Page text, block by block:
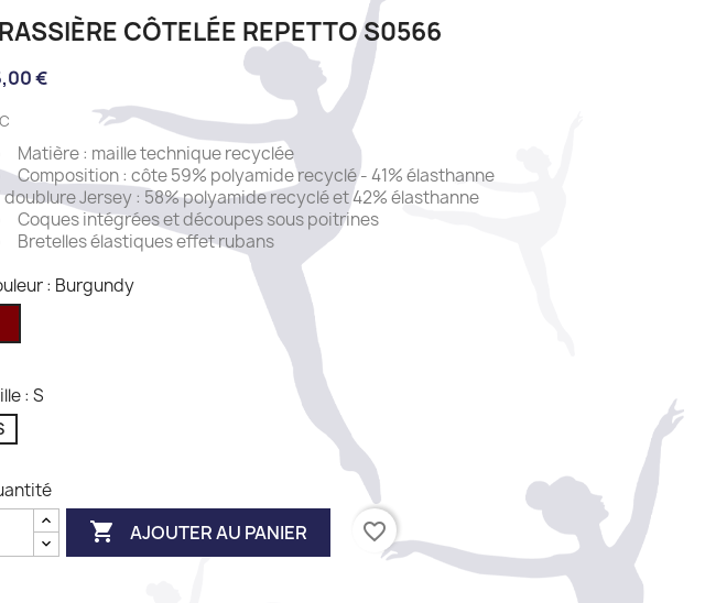
CÔTELÉE REPETTO S0566
€
Matière : maille technique recyclée
Composition : côte 59% polyamide recyclé - 41% élasthanne
doublure Jersey : 58% polyamide recyclé et 42% élasthanne
Coques intégrées et découpes sous poitrines
Bretelles élastiques effet rubans
: Burgundy
: S
 AJOUTER AU PANIER favorite_border